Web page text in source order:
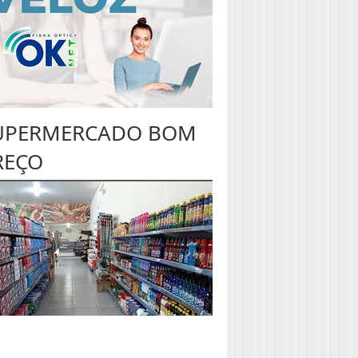
BOM